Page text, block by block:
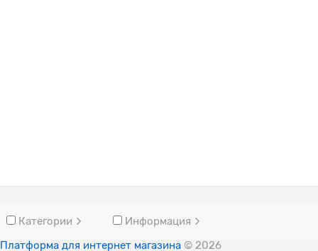
Категории Информация
Платформа для интернет магазина © 2026